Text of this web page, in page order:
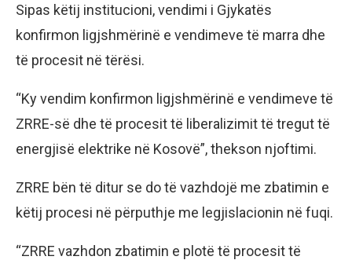
Sipas këtij institucioni, vendimi i Gjykatës
konfirmon ligjshmërinë e vendimeve të marra dhe
të procesit në tërësi.
“Ky vendim konfirmon ligjshmërinë e vendimeve të
ZRRE-së dhe të procesit të liberalizimit të tregut të
energjisë elektrike në Kosovë”, thekson njoftimi.
ZRRE bën të ditur se do të vazhdojë me zbatimin e
këtij procesi në përputhje me legjislacionin në fuqi.
“ZRRE vazhdon zbatimin e plotë të procesit të